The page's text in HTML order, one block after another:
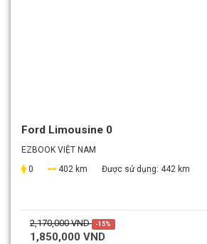
Ford Limousine 0
EZBOOK VIỆT NAM
0
402 km Được sử dụng: 442 km
2,170,000 VND -15%
1,850,000 VND